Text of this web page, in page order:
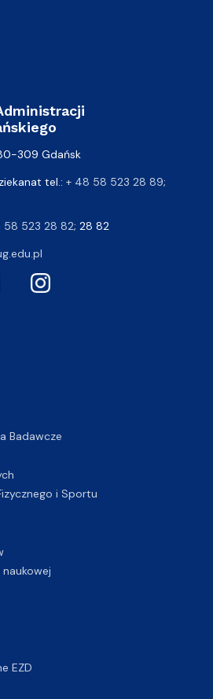
309 Gdańsk
tel.: + 48 58 523 28 89;
58 523 28 82; 28 82
Badawcze
i Sportu
EZD